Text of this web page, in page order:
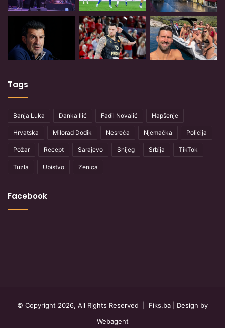
Tags
Banja Luka Danka Ilić Fadil Novalić Hapšenje
Hrvatska Milorad Dodik Nesreća Njemačka Policija
Požar Recept Sarajevo Snijeg Srbija TikTok
Tuzla Ubistvo Zenica
Facebook
© Copyright 2026, All Rights Reserved | Fiks.ba | Design by
Webagent